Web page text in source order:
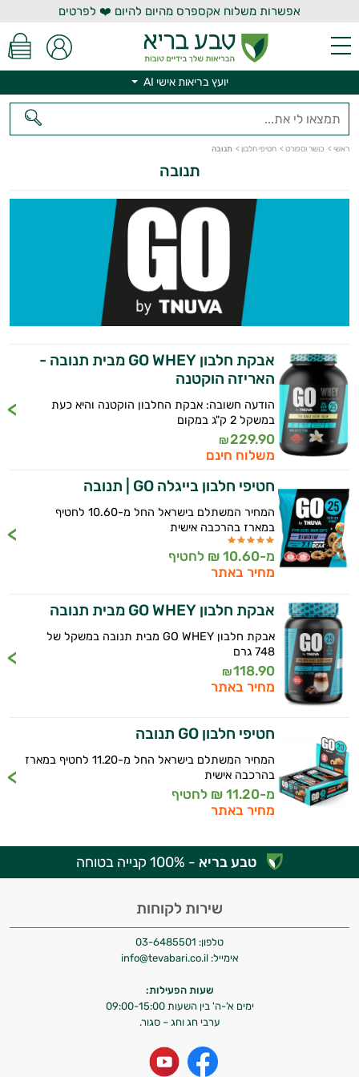
אפשרות משלוח אקספרס מהיום להיום ❤️ לפרטים
יועץ בריאות אישי AI
ראשי > כושר וספורט > חטיפי חלבון > תנובה
איכות
עיכול
כאבים
ופציעות
ומנוחה
שריפת
לספורטאים
ביצועים
תנובה
אבקת חלבון GO WHEY מבית תנובה -
האריזה הוקטנה
הודעה חשובה: אבקת החלבון הוקטנה והיא כעת
במשקל 2 ק"ג במקום
229.90
₪
משלוח חינם
חטיפי חלבון בייגלה GO | תנובה
המחיר המשתלם בישראל החל מ-10.60 לחטיף
במארז בהרכבה אישית
מ-10.60 ₪ לחטיף
מחיר באתר
אבקת חלבון GO WHEY מבית תנובה
אבקת חלבון GO WHEY מבית תנובה במשקל של
748 גרם
118.90
₪
מחיר באתר
חטיפי חלבון GO תנובה
המחיר המשתלם בישראל החל מ-11.20 לחטיף במארז
בהרכבה אישית
מ-11.20 ₪ לחטיף
מחיר באתר
טבע בריא - 100% קנייה בטוחה
שירות לקוחות
טלפון: 03-6485501
אימייל: info@tevabari.co.il
שעות הפעילות:
ימים א'-ה' בין השעות 09:00-15:00
ערבי חג וחג – סגור.
יועץ בריאות אישי AI
היי,
התשובות שלי מבוססות על מאגרי מידע קליניים
וספרות מקצועית בתחומי הרפואה הטבעית
ותזונת הספורט.
אני כאן כדי לעזור לך להתאים את תוספי
התזונה ומוצרי הבריאות המדויקים למטרות
ולמצב הגופני שלך, ולהסביר לך אילו רכיבים
עובדים יחד כדי למקסם תוצאות גם בחיי היום
יום וגם בתחום הכושר והספורט.
המטרה שלי היא להתאים עבורך המלצות
אישיות מבוססות מדעית.
זה הזמן להתחיל. איך אוכל לעזור?